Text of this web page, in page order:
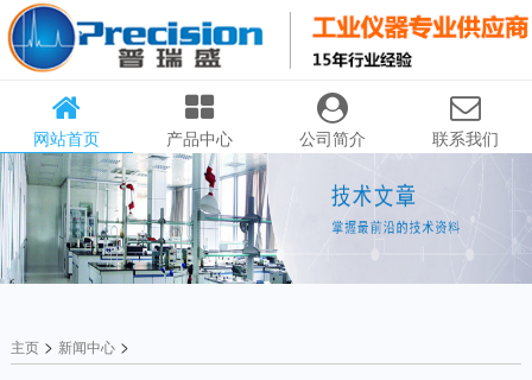
网站首页 产品中心 公司简介 联系我们
主页> 新闻中心>